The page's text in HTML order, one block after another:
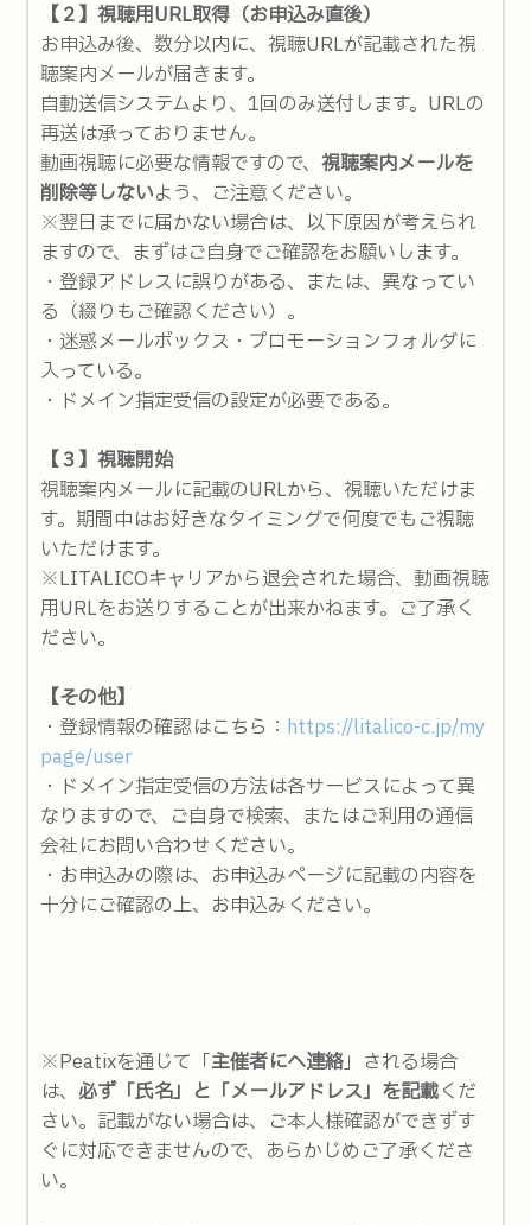
【２】視聴用URL取得（お申込み直後）
お申込み後、数分以内に、視聴URLが記載された視
聴案内メールが届きます。
自動送信システムより、1回のみ送付します。URLの
再送は承っておりません。
動画視聴に必要な情報ですので、 視聴案内メールを
削除等しないよう、ご注意ください。
※翌日までに届かない場合は、以下原因が考えられ
ますので、まずはご自身でご確認をお願いします。
・登録アドレスに誤りがある、または、異なってい
る（綴りもご確認ください）。
・迷惑メールボックス・プロモーションフォルダに
入っている。
・ドメイン指定受信の設定が必要である。
【３】視聴開始
視聴案内メールに記載のURLから、視聴いただけま
す。期間中はお好きなタイミングで何度でもご視聴
いただけます。
※LITALICOキャリアから退会された場合、動画視聴
用URLをお送りすることが出来かねます。ご了承く
ださい。
【その他】
・登録情報の確認はこちら： https://litalico-c.jp/my
page/user
・ドメイン指定受信の方法は各サービスによって異
なりますので、ご自身で検索、またはご利用の通信
会社にお問い合わせください。
・お申込みの際は、お申込みページに記載の内容を
十分にご確認の上、お申込みください。
※Peatixを通じて「主催者にへ連絡」される場合
は、 必ず「氏名」と「メールアドレス」を記載くだ
さい。記載がない場合は、ご本人様確認ができずす
ぐに対応できませんので、あらかじめご了承くださ
い。